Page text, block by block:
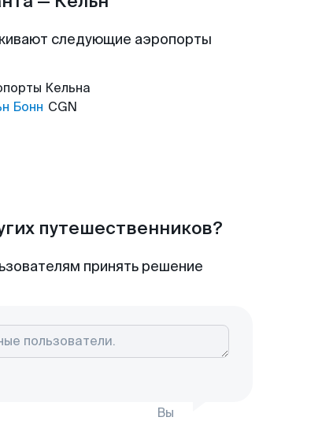
следующие аэропорты
Кельна
Бонн CGN
путешественников?
принять решение
Вы